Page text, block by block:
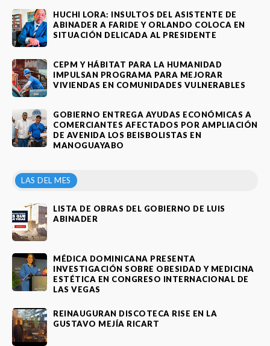
HUCHI LORA: INSULTOS DEL ASISTENTE DE
ABINADER A FARIDE Y ORLANDO COLOCA EN
SITUACIÓN DELICADA AL PRESIDENTE
CEPM Y HÁBITAT PARA LA HUMANIDAD
IMPULSAN PROGRAMA PARA MEJORAR
VIVIENDAS EN COMUNIDADES VULNERABLES
GOBIERNO ENTREGA AYUDAS ECONÓMICAS A
COMERCIANTES AFECTADOS POR AMPLIACIÓN
DE AVENIDA LOS BEISBOLISTAS EN
MANOGUAYABO
LAS DEL MES
LISTA DE OBRAS DEL GOBIERNO DE LUIS
ABINADER
MÉDICA DOMINICANA PRESENTA
INVESTIGACIÓN SOBRE OBESIDAD Y MEDICINA
ESTÉTICA EN CONGRESO INTERNACIONAL DE
LAS VEGAS
REINAUGURAN DISCOTECA RISE EN LA
GUSTAVO MEJÍA RICART